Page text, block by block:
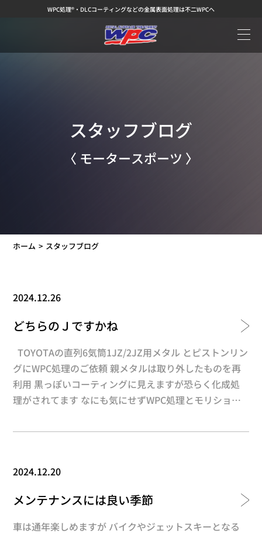
WPC処理®・DLCコーティングなどの金属表面処理は不二WPCへ
スタッフブログ
〈 モータースポーツ 〉
ホーム スタッフブログ
2024.12.26
どちらのＪですかね
TOYOTAの直列6気筒1JZ/2JZ用メタル とピストンリン
グにWPC処理のご依頼 親メタルは取り外したものを再
利用 黒っぽいコーティングに見えますが恐らく化成処
理がされてます なにも気にせずWPC処理とモリショッ
ね・・・ 再利用でも嫌な片摩耗もなく むしろ当たりが
かもしれませんがこのOILリングの 肉厚が現行車と比較
して厚いこと(笑) 綺麗に仕上がりました！ しかし車両
台数（残存台数）が多いからもしれませんが このメタ
ルやピストンリングのWPC処理依頼ってそこまで 多く
2024.12.20
メンテナンスには良い季節
車は通年楽しめますが バイクやジェットスキーとなる